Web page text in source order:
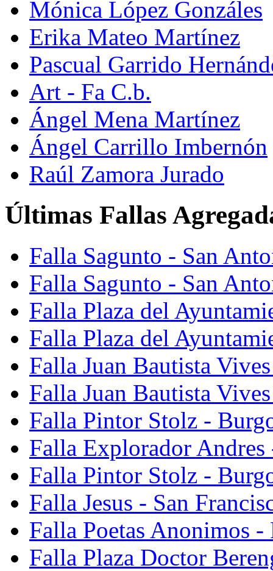
Mónica López Gonzáles
Erika Mateo Martínez
Pascual Garrido
Art - Fa C.b.
Ángel Mena Martínez
Ángel Carrillo Imbernón
Raúl Zamora Jurado
Últimas Fallas
Falla Sagunto - San
Falla Sagunto - San
Falla Plaza del
Falla Plaza del
Falla Juan Bautista
Falla Juan Bautista
Falla Pintor Stolz -
Falla Explorador Andres
Falla Pintor Stolz -
Falla Jesus - San
Falla Poetas Anonimos
Falla Plaza Doctor